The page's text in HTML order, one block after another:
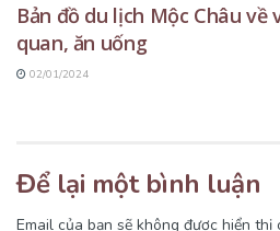
Bản đồ du lịch Mộc Châu
quan, ăn uống
02/01/2024
Để lại một bình luận
Email của bạn sẽ không được hiển thị